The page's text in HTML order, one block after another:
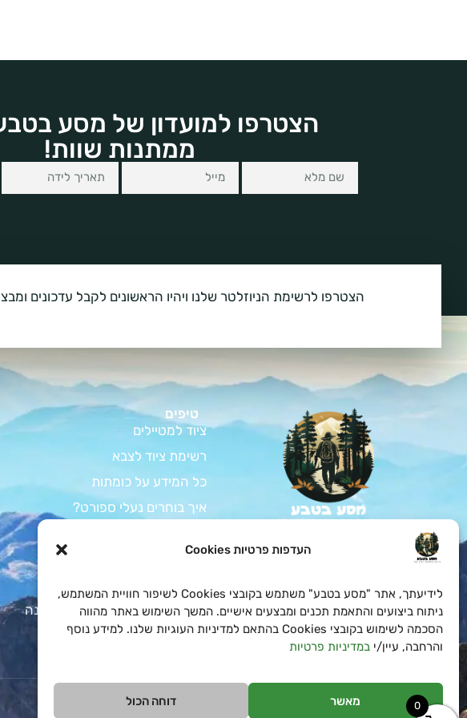
העדפות פרטיות Cookies
לידיעתך, אתר "מסע בטבע" משתמש בקובצי Cookies לשיפור חוויית המשתמש,
ניתוח ביצועים והתאמת תכנים ומבצעים אישיים. המשך השימוש באתר מהווה
הסכמה לשימוש בקובצי Cookies בהתאם למדיניות העוגיות שלנו. למידע נוסף
והרחבה, עיין/יבמדיניות פרטיות
מאשר דוחה הכול
הצטרפו למועדון של מסע
ממתנות שוות!
הצטרפו לרשימת הניוזלטר שלנו ויהיו הראשונים לקבל עדכונים
צאו למסע בלתי נשכח
בטבע עם כל הציוד לחיילים
ואטרקטיביים!
טיפים
ציוד למטיילים
רשימת ציוד לצבא
כל המידע על כומתות
איך בוחרים נעלי ספורט?
ציוד למתגייס – המדריך המלא
כל מה שצריך לדעת על שקי שינה
0